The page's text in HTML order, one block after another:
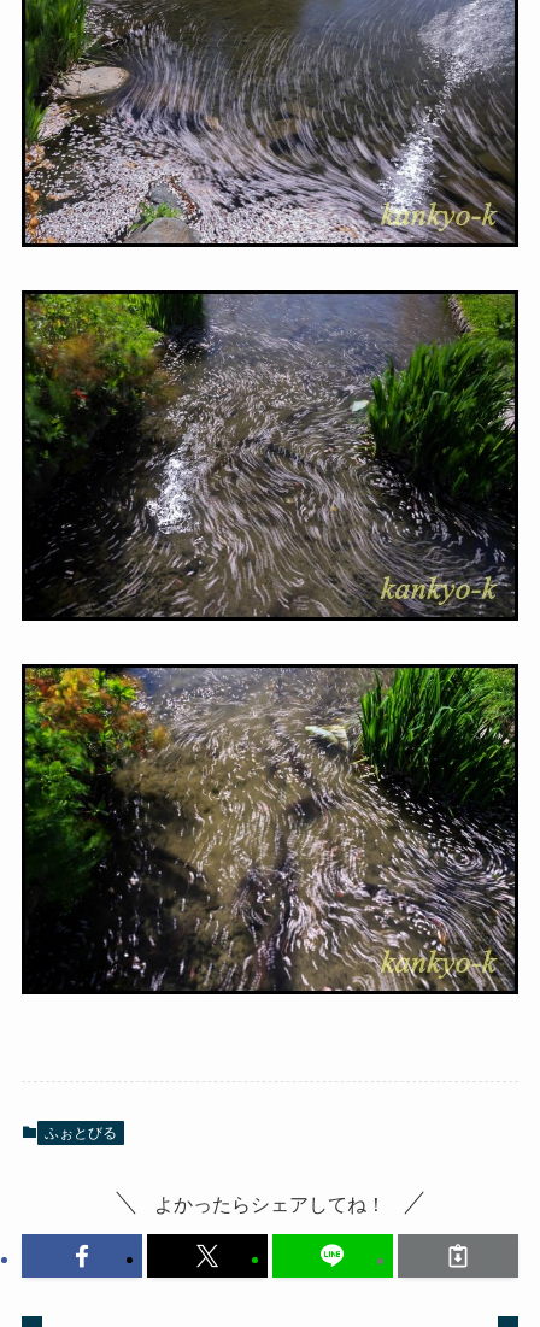
ふぉとびる
よかったらシェアしてね！